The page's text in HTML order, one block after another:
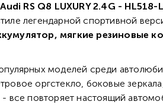
RS Q8 LUXURY 2.4G - HL518-
легендарной спортивной
мягкие резиновые
моделей среди
оргстекло, боковые
все повторяет настоящий